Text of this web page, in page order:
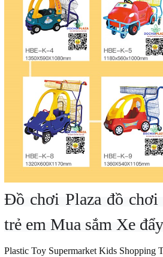
Đồ chơi Plaza đồ chơi
trẻ em Mua sắm Xe
Plastic Toy Supermarket Kids Shopping